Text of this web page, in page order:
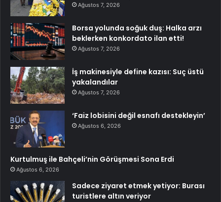
Ağustos 7, 2026
Borsa yolunda soğuk duş: Halka arzı
beklerken konkordato ilan etti!
Ağustos 7, 2026
İş makinesiyle define kazısı: Suç üstü
yakalandılar
Ağustos 7, 2026
‘Faiz lobisini değil esnafı destekleyin’
Ağustos 6, 2026
Kurtulmuş ile Bahçeli’nin Görüşmesi Sona Erdi
Ağustos 6, 2026
Sadece ziyaret etmek yetiyor: Burası
turistlere altın veriyor